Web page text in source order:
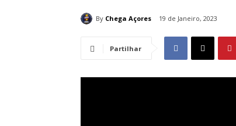
By Chega Açores 19 de Janeiro, 2023
Partilhar